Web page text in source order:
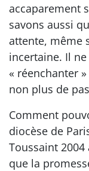
accaparement
savons aussi
attente, même
incertaine. Il
« réenchanter
non plus de
Comment
diocèse de
Toussaint
que la